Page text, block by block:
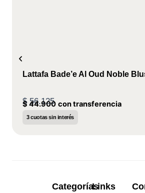
Lattafa Bade’e Al Oud Noble
$56.125
$44.900 con transferencia
3 cuotas sin interés
CategoríasLinks